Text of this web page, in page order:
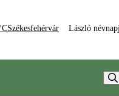
Székesfehérvár László